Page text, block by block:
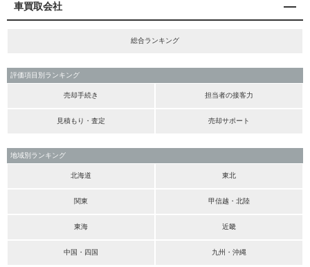
車買取会社
総合ランキング
評価項目別ランキング
売却手続き 担当者の接客力
見積もり・査定 売却サポート
地域別ランキング
北海道 東北
関東 甲信越・北陸
東海 近畿
中国・四国 九州・沖縄